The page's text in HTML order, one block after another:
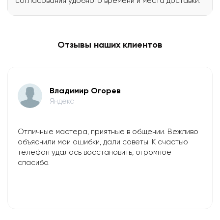
Отзывы наших клиентов
Владимир Огорев
Яндекс
Отличные мастера, приятные в общении. Вежливо
объяснили мои ошибки, дали советы. К счастью
телефон удалось восстановить, огромное
спасибо.